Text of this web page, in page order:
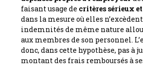
faisant usage de critères sérieux
dans la mesure où elles
indemnités de même nature
aux membres de son personnel.
donc, dans cette hypothèse, pas à
montant des frais remboursés à